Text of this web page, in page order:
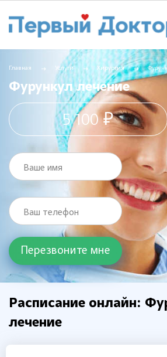
Главная Услуги Хирургия
Фурункул лечение
5 100 ₽
Ваше имя
Ваш телефон
Расписание онлайн:
лечение